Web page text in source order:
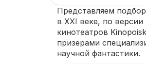
Представляем
в XXI веке, по
кинотеатров
призерами
научной фантастики.